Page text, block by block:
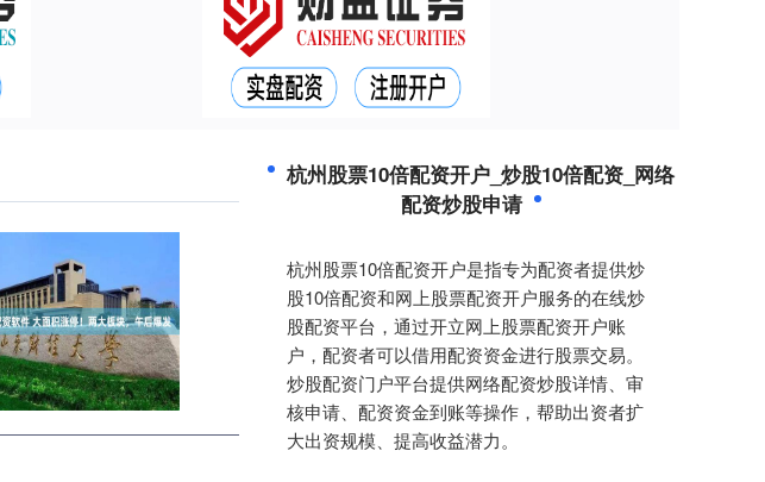
杭州股票10倍配资开户_炒股10倍配资_网络
配资炒股申请
杭州股票10倍配资开户是指专为配资者提供炒
股10倍配资和网上股票配资开户服务的在线炒
股配资平台，通过开立网上股票配资开户账
户，配资者可以借用配资资金进行股票交易。
炒股配资门户平台提供网络配资炒股详情、审
核申请、配资资金到账等操作，帮助出资者扩
大出资规模、提高收益潜力。